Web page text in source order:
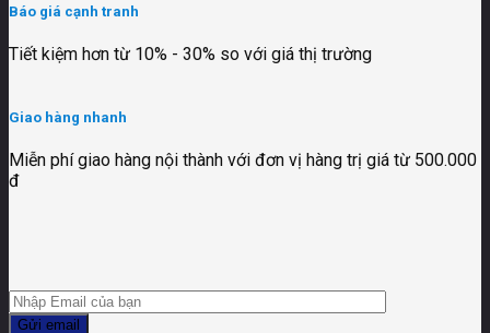
Báo giá cạnh tranh
Tiết kiệm hơn từ 10% - 30% so với giá thị trường
Giao hàng nhanh
Miễn phí giao hàng nội thành với đơn vị hàng trị giá từ 500.000
đ